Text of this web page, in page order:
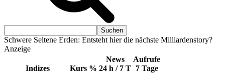
Schwere Seltene Erden: Entsteht hier die nächste Milliardenstory?
Anzeige
Indizes Kurs %
News
24 h / 7 T
Aufrufe
7 Tage